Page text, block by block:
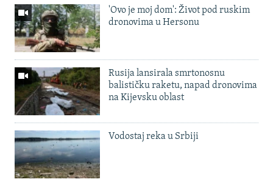
'Ovo je moj dom': Život pod ruskim
dronovima u Hersonu
Rusija lansirala smrtonosnu
balističku raketu, napad dronovima
na Kijevsku oblast
Vodostaj reka u Srbiji